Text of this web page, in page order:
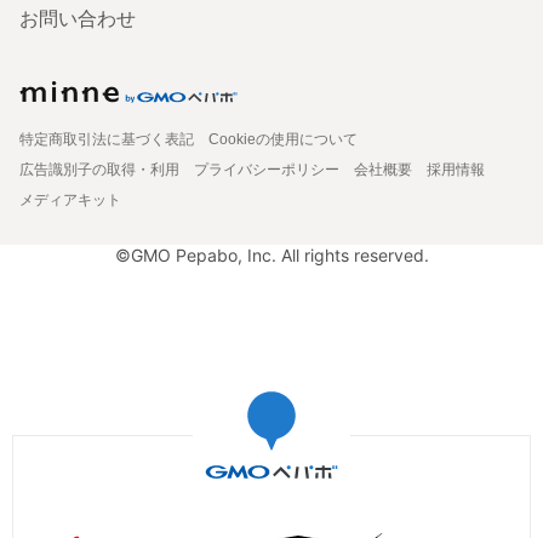
お問い合わせ
特定商取引法に基づく表記
Cookieの使用について
広告識別子の取得・利用
プライバシーポリシー 会社概要
採用情報
メディアキット
©GMO Pepabo, Inc. All rights reserved.